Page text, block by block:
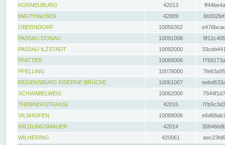
KORNEUBURG
42013
MAUTHAUSEN
42009
OBERNDORF
10056302
PASSAU DONAU
10091008
PASSAU ILZSTADT
10092000
PFATTER
10068006
PFELLING
10078000
REGENSBURG EISERNE BRÜCKE
10061007
SCHWABELWEIS
10062000
THEBNERSTRASSL
42015
VILSHOFEN
10089006
WILDUNGSMAUER
42014
WILHERING
420061